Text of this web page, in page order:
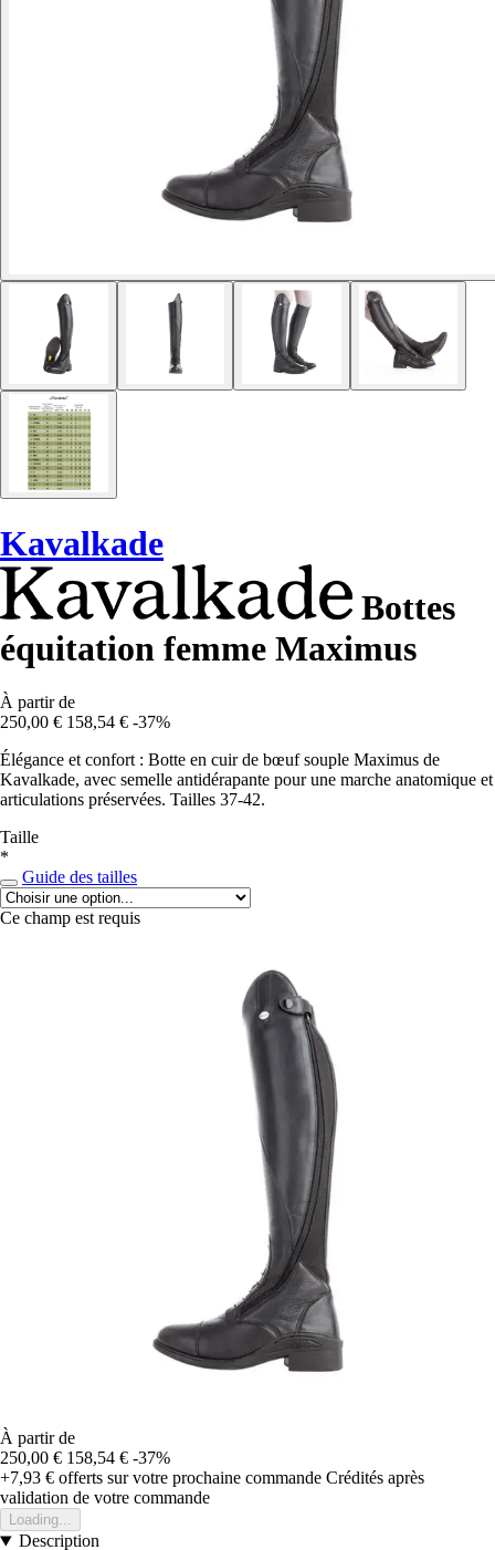
Kavalkade
Bottes
équitation femme Maximus
À partir de
250,00 € 158,54 € -37%
Élégance et confort : Botte en cuir de bœuf souple Maximus de
Kavalkade, avec semelle antidérapante pour une marche anatomique et
articulations préservées. Tailles 37-42.
Taille
*
Guide des tailles
Ce champ est requis
À partir de
250,00 € 158,54 € -37%
+7,93 € offerts sur votre prochaine commande Crédités après
validation de votre commande
Loading...
Description